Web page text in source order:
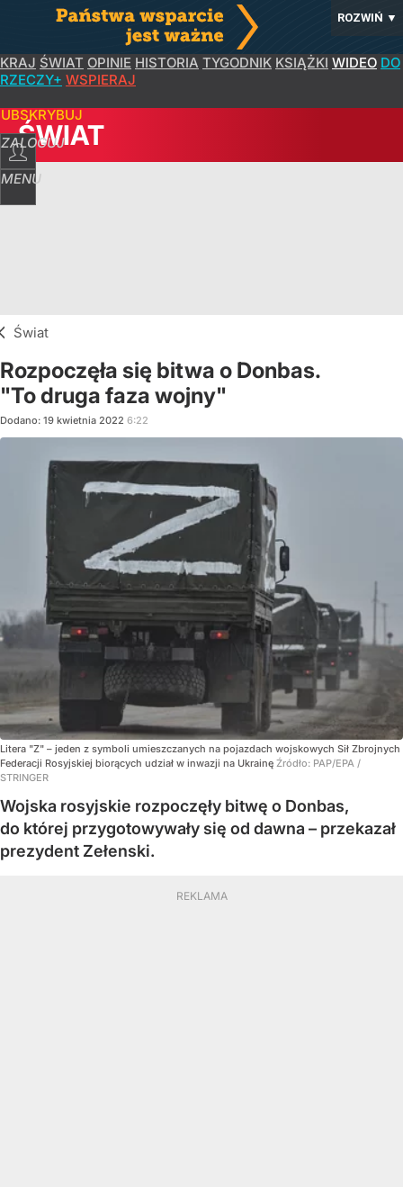
ROZWIŃ ▼
KRAJ ŚWIAT OPINIE HISTORIA TYGODNIK KSIĄŻKI WIDEO DO
RZECZY+ WSPIERAJ
ZALOGUJ
MENU
ŚWIAT
Świat
Rozpoczęła się bitwa o Donbas.
"To druga faza wojny"
Dodano: 19 kwietnia 2022 6:22
Litera "Z" – jeden z symboli umieszczanych na pojazdach wojskowych Sił Zbrojnych
Federacji Rosyjskiej biorących udział w inwazji na Ukrainę Źródło: PAP/EPA /
STRINGER
Wojska rosyjskie rozpoczęły bitwę o Donbas,
do której przygotowywały się od dawna – przekazał
prezydent Zełenski.